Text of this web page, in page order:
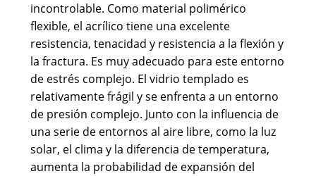
incontrolable. Como material polimérico
flexible, el acrílico tiene una excelente
resistencia, tenacidad y resistencia a la flexión y
la fractura. Es muy adecuado para este entorno
de estrés complejo. El vidrio templado es
relativamente frágil y se enfrenta a un entorno
de presión complejo. Junto con la influencia de
una serie de entornos al aire libre, como la luz
solar, el clima y la diferencia de temperatura,
aumenta la probabilidad de expansión del